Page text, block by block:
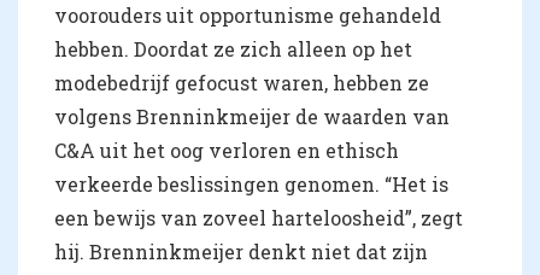
voorouders uit opportunisme gehandeld
hebben. Doordat ze zich alleen op het
modebedrijf gefocust waren, hebben ze
volgens Brenninkmeijer de waarden van
C&A uit het oog verloren en ethisch
verkeerde beslissingen genomen. “Het is
een bewijs van zoveel harteloosheid”, zegt
hij. Brenninkmeijer denkt niet dat zijn